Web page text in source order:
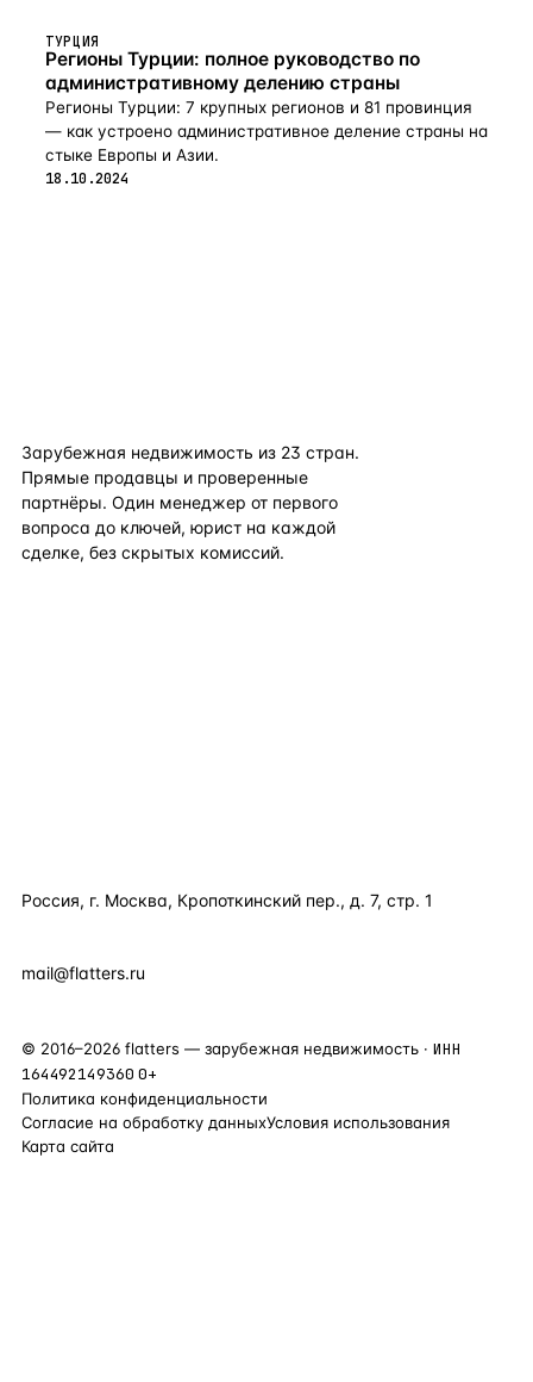
ТУРЦИЯ
Регионы Турции: полное руководство по
административному делению страны
Регионы Турции: 7 крупных регионов и 81 провинция
— как устроено административное деление страны на
стыке Европы и Азии.
18.10.2024
Зарубежная недвижимость из 23 стран.
Прямые продавцы и проверенные
партнёры. Один менеджер от первого
вопроса до ключей, юрист на каждой
сделке, без скрытых комиссий.
Россия, г. Москва, Кропоткинский пер., д. 7, стр. 1
mail@flatters.ru
© 2016–2026 flatters — зарубежная недвижимость · ИНН
164492149360 0+
Политика конфиденциальности
Согласие на обработку данныхУсловия использования
Карта сайта